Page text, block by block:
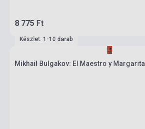
8 775 Ft
Készlet: 1-10 darab
Mikhail Bulgakov: El Maestro y Margarita